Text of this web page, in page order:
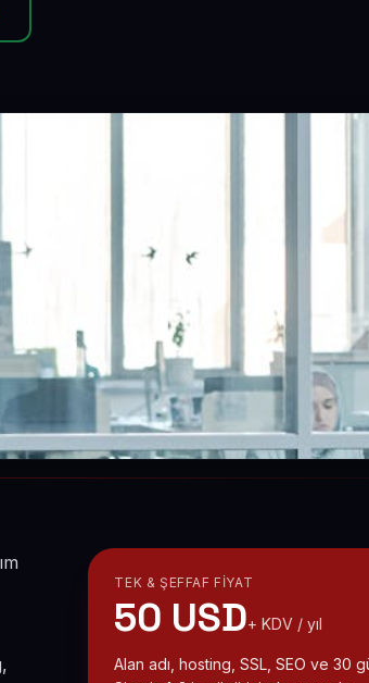
TEK & ŞEFFAF FIYAT
50 USD+ KDV / yıl
Alan adı, hosting, SSL, SEO ve 30